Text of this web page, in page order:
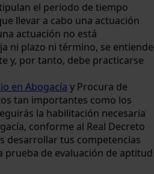
el periodo de tiempo
llevar a cabo una actuación
actuación no está
ni plazo ni término, se entiende
y, por tanto, debe practicarse
en Abogacía y Procura de
tan importantes como los
la habilitación necesaria
conforme al Real Decreto
desarrollar tus competencias
prueba de evaluación de aptitud